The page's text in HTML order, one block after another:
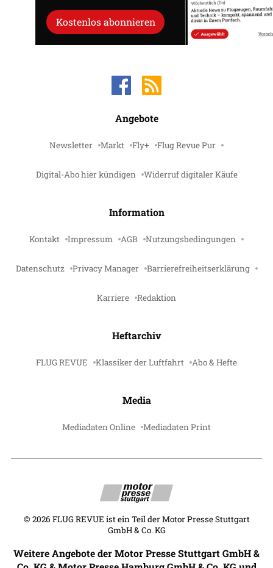
Kostenlos abonnieren
Angebote
Newsletter Markt Fly+ Flug Revue Pur
Digital-Abo hier kündigen Widerruf digitaler Käufe
Information
Kontakt Impressum AGB Nutzungsbedingungen
Datenschutz Privacy Manager Barrierefreiheitserklärung
Karriere Redaktion
Heftarchiv
FLUG REVUE Klassiker der Luftfahrt Abo & Hefte
Media
Mediadaten Online Mediadaten Print
© 2026 FLUG REVUE ist ein Teil der Motor Presse Stuttgart
GmbH & Co. KG
Weitere Angebote der Motor Presse Stuttgart GmbH &